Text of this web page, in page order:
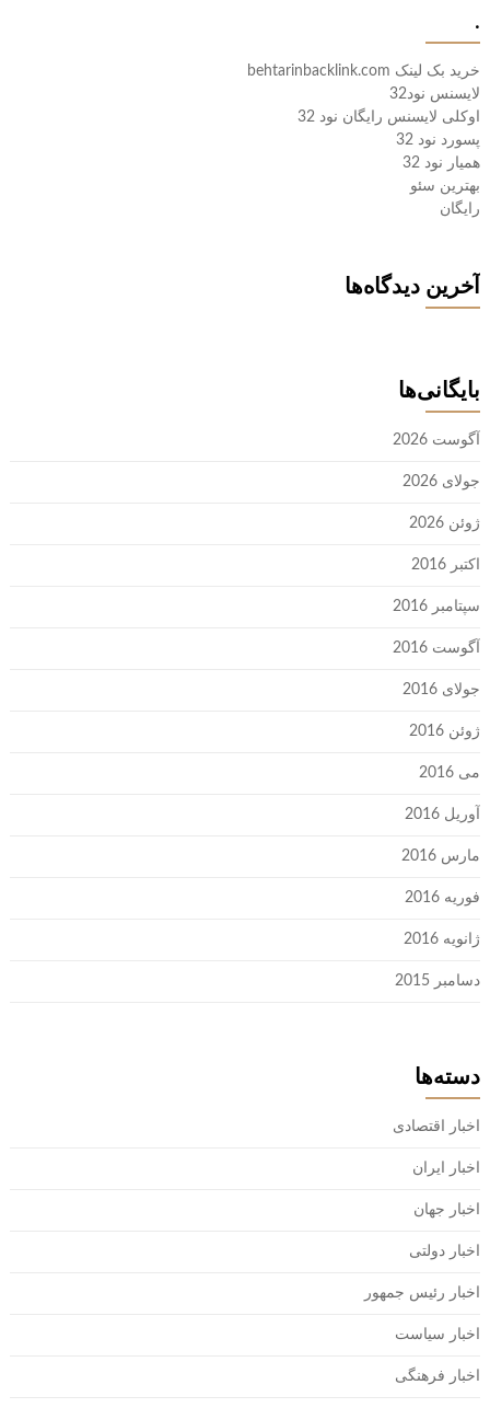
.
خرید بک لینک behtarinbacklink.com
لایسنس نود32
اوکلی لایسنس رایگان نود 32
پسورد نود 32
همیار نود 32
بهترین سئو
رایگان
آخرین دیدگاه‌ها
بایگانی‌ها
آگوست 2026
جولای 2026
ژوئن 2026
اکتبر 2016
سپتامبر 2016
آگوست 2016
جولای 2016
ژوئن 2016
می 2016
آوریل 2016
مارس 2016
فوریه 2016
ژانویه 2016
دسامبر 2015
دسته‌ها
اخبار اقتصادی
اخبار ایران
اخبار جهان
اخبار دولتی
اخبار رئیس جمهور
اخبار سیاست
اخبار فرهنگی